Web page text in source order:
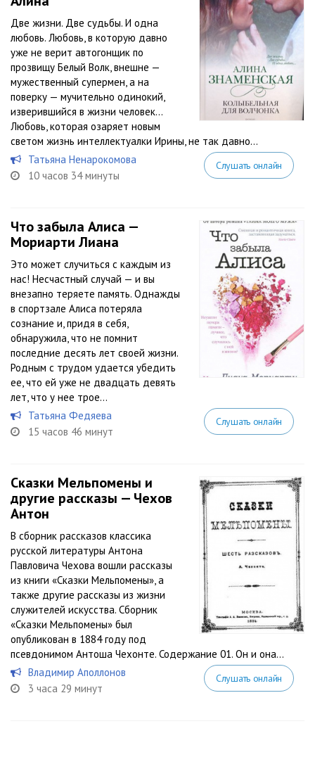
Две жизни. Две судьбы. И одна
любовь. Любовь, в которую давно
уже не верит автогонщик по
прозвищу Белый Волк, внешне —
мужественный супермен, а на
поверку — мучительно одинокий,
изверившийся в жизни человек…
Любовь, которая озаряет новым
светом жизнь интеллектуалки Ирины, не так давно...
Татьяна Ненарокомова
10 часов 34 минуты
Слушать онлайн
Что забыла Алиса —
Мориарти Лиана
Это может случиться с каждым из
нас! Несчастный случай — и вы
внезапно теряете память. Однажды
в спортзале Алиса потеряла
сознание и, придя в себя,
обнаружила, что не помнит
последние десять лет своей жизни.
Родным с трудом удается убедить
ее, что ей уже не двадцать девять
лет, что у нее трое...
Татьяна Федяева
15 часов 46 минут
Слушать онлайн
Сказки Мельпомены и
другие рассказы — Чехов
Антон
В сборник рассказов классика
русской литературы Антона
Павловича Чехова вошли рассказы
из книги «Сказки Мельпомены», а
также другие рассказы из жизни
служителей искусства. Сборник
«Сказки Мельпомены» был
опубликован в 1884 году под
псевдонимом Антоша Чехонте. Содержание 01. Он и она...
Владимир Аполлонов
3 часа 29 минут
Слушать онлайн